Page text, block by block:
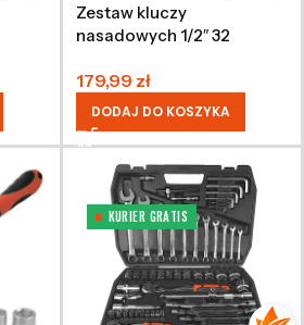
Zestaw kluczy
nasadowych 1/2″ 32
179,99 zł
DODAJ DO KOSZYKA
KURIER GRATIS